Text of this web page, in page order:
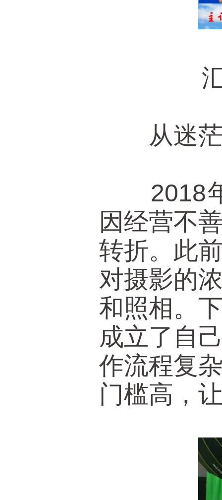
汇
从迷茫
2018年
因经营不
转折。此
对摄影的
和照相。
成立了自
作流程复
门槛高，